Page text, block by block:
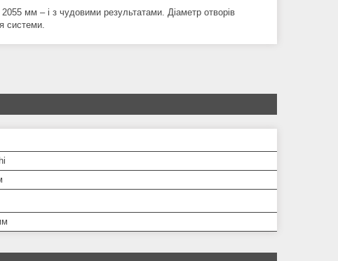
мм – і з чудовими результатами. Діаметр отворів
системи.